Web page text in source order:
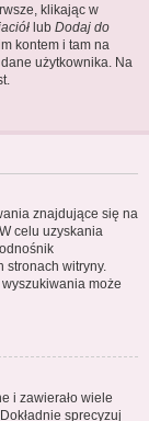
klikając w
lub Dodaj do
kontem i tam na
użytkownika. Na
znajdujące się na
celu uzyskania
stronach witryny.
może
i zawierało wiele
sprecyzuj